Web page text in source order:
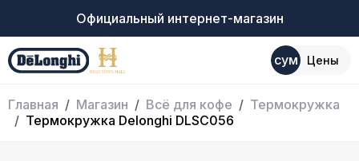
Официальный интернет-магазин
сум Цены
Главная Магазин Всё для кофе
Термокружка
Термокружка Delonghi DLSC056